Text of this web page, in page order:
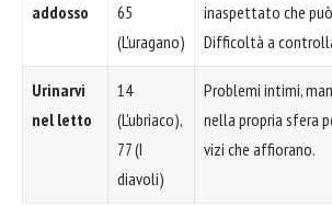
addosso
65
(L'uragano)
inaspettato che
Difficoltà a
Urinarvi
nel letto
14
(L'ubriaco),
77 (I
diavoli)
Problemi intimi,
nella propria sfera
vizi che affiorano.